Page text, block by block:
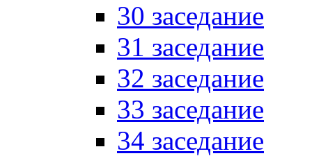
30 заседание
31 заседание
32 заседание
33 заседание
34 заседание